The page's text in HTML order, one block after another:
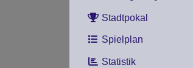
Stadtpokal
Spielplan
Statistik